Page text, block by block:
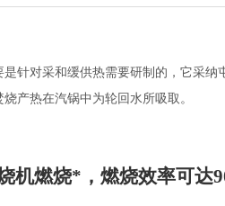
针对采和缓供热需要研制的，它采
产热在汽锅中为轮回水所吸取。
机燃烧*，燃烧效率可达